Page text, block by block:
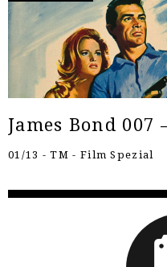
James Bond 007
01/13 - TM - Film Spezial